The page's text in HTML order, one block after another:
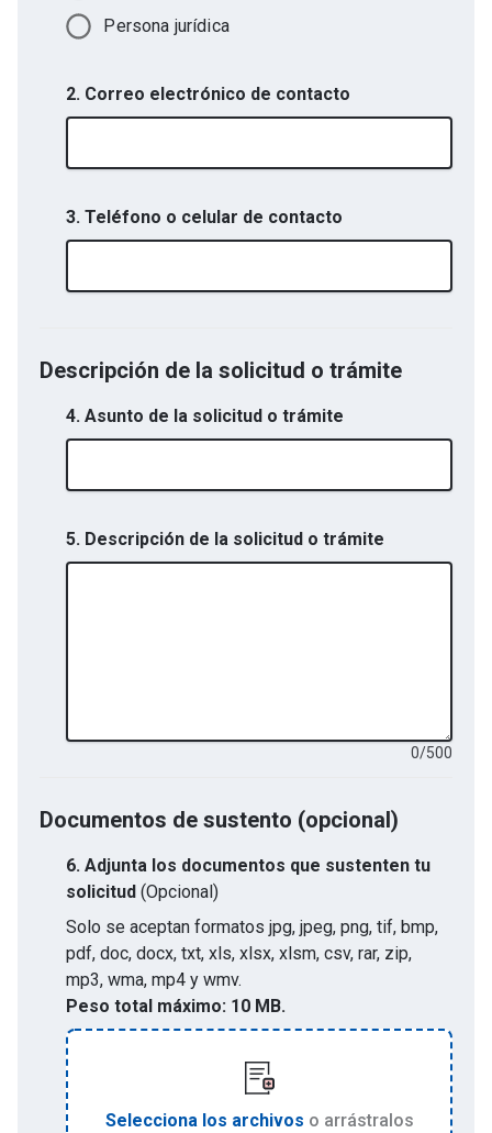
Persona jurídica
2. Correo electrónico de contacto
3. Teléfono o celular de contacto
Descripción de la solicitud o trámite
4. Asunto de la solicitud o trámite
5. Descripción de la solicitud o trámite
0/500
Documentos de sustento (opcional)
6. Adjunta los documentos que sustenten tu
solicitud (Opcional)
Solo se aceptan formatos jpg, jpeg, png, tif, bmp,
pdf, doc, docx, txt, xls, xlsx, xlsm, csv, rar, zip,
mp3, wma, mp4 y wmv.
Peso total máximo: 10 MB.
Selecciona los archivos o arrástralos